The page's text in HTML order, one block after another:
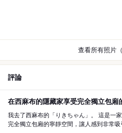
查看所有照片（
評論
在西麻布的隱藏家享受完全獨立包廂
我去了西麻布的「りきちゃん」。 這是一家沒有招牌的隱藏燒肉店，擁有
完全獨立包廂的寧靜空間，讓人感到非常